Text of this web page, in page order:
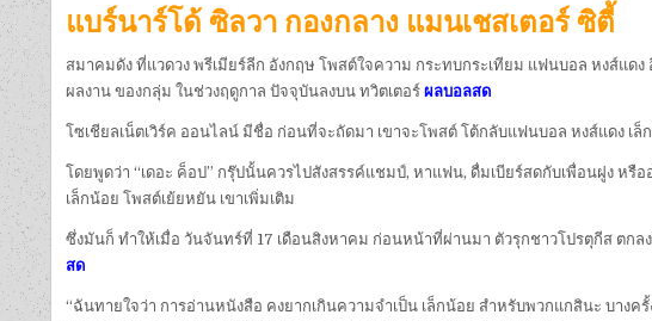
แบร์นาร์โด้ ซิลวา กองกลาง แมนเชสเตอร์ ซิตี้
สมาคมดัง ที่แวดวง พรีเมียร์ลีก อังกฤษ โพสต์ใจความ กระทบกระเทียม แฟนบอล หงส์แ
ผลงาน ของกลุ่ม ในช่วงฤดูกาล ปัจจุบันลงบน ทวิตเตอร์ ผลบอลสด
โซเชียลเน็ตเวิร์ค ออนไลน์ มีชื่อ ก่อนที่จะถัดมา เขาจะโพสต์ โต้กลับแฟนบอล หงส์แดง เ
โดยพูดว่า “เดอะ ค็อป” กรุ๊ปนั้นควรไปสังสรรค์แชมป์, หาแฟน, ดื่มเบียร์สดกับเพื่อนฝูง ห
เล็กน้อย โพสต์เย้ยหยัน เขาเพิ่มเติม
ซึ่งมันก็ ทำให้เมื่อ วันจันทร์ที่ 17 เดือนสิงหาคม ก่อนหน้าที่ผ่านมา ตัวรุกชาวโปรตุกีส ตก
สด
“ฉันทายใจว่า การอ่านหนังสือ คงยากเกินความจำเป็น เล็กน้อย สำหรับพวกแกสินะ บาง